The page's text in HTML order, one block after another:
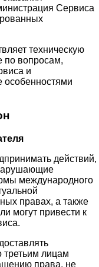
Сервиса
техническую
по вопросам,
и
особенностями
действий,
международного
правах, а также
могут привести к
третьим лицам
права, не